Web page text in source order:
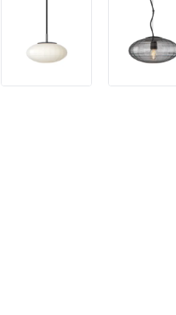
4,9 stjerner på Trustpilotud